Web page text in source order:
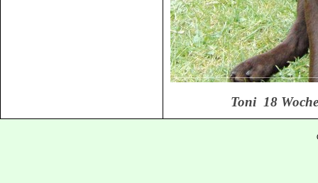
Toni 18